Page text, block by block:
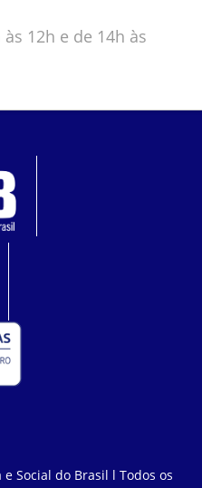
12h e de 14h às
Social do Brasil l Todos os